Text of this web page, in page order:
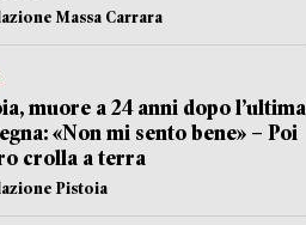
Massa Carrara
muore a 24 anni dopo l’ultima
«Non mi sento bene» – Poi
crolla a terra
Pistoia